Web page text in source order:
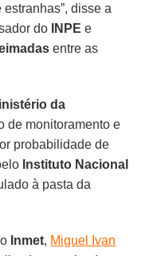
disse a
do INPE e
entre as
da
de monitoramento e
probabilidade de
Instituto Nacional
à pasta da
Inmet, Miguel Ivan